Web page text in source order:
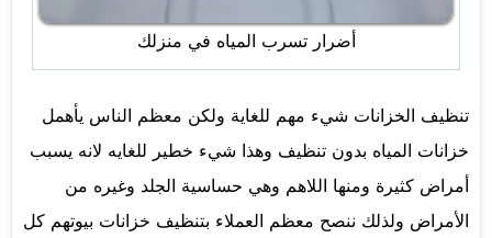
أضرار تسرب المياه في منزلك
تنظيف الخزانات شيء مهم للغاية ولكن معظم الناس يأهمل
خزانات المياه بدون تنظيف وهذا شيء خطير للغايه لانه يسبب
أمراض كثيرة ومنها اللاهم وهي حساسية الجلد وغيره من
الأمراض ولذلك ننصح معظم العملاء بتنظيف خزانات بيوتهم كل